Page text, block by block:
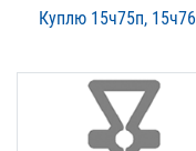
Куплю 15ч75п,